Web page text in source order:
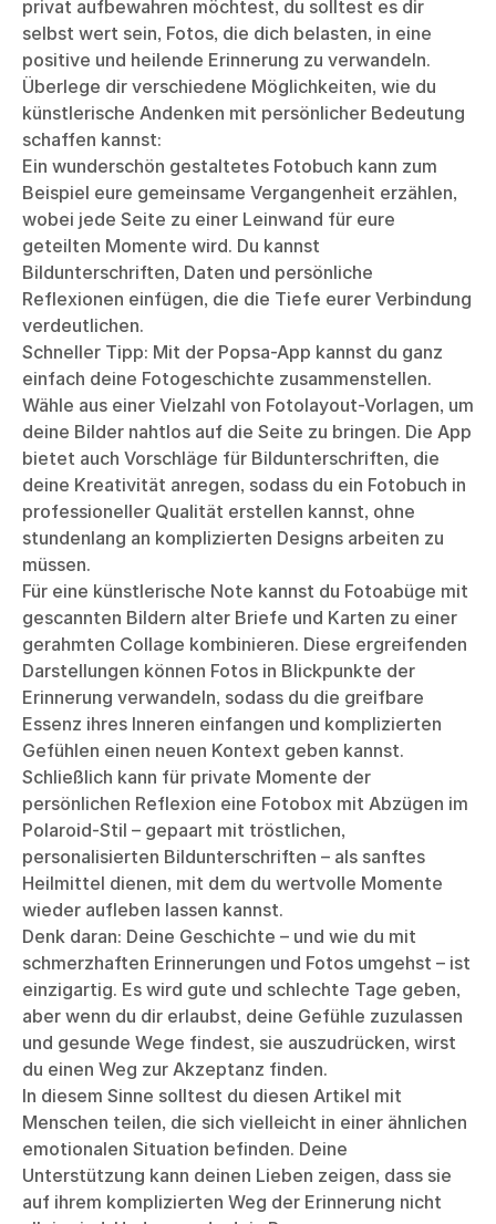
privat aufbewahren möchtest, du solltest es dir
selbst wert sein, Fotos, die dich belasten, in eine
positive und heilende Erinnerung zu verwandeln.
Überlege dir verschiedene Möglichkeiten, wie du
künstlerische Andenken mit persönlicher Bedeutung
schaffen kannst:
Ein wunderschön gestaltetes Fotobuch kann zum
Beispiel eure gemeinsame Vergangenheit erzählen,
wobei jede Seite zu einer Leinwand für eure
geteilten Momente wird. Du kannst
Bildunterschriften, Daten und persönliche
Reflexionen einfügen, die die Tiefe eurer Verbindung
verdeutlichen.
Schneller Tipp: Mit der Popsa-App kannst du ganz
einfach deine Fotogeschichte zusammenstellen.
Wähle aus einer Vielzahl von Fotolayout-Vorlagen, um
deine Bilder nahtlos auf die Seite zu bringen. Die App
bietet auch Vorschläge für Bildunterschriften, die
deine Kreativität anregen, sodass du ein Fotobuch in
professioneller Qualität erstellen kannst, ohne
stundenlang an komplizierten Designs arbeiten zu
müssen.
Für eine künstlerische Note kannst du Fotoabüge mit
gescannten Bildern alter Briefe und Karten zu einer
gerahmten Collage kombinieren. Diese ergreifenden
Darstellungen können Fotos in Blickpunkte der
Erinnerung verwandeln, sodass du die greifbare
Essenz ihres Inneren einfangen und komplizierten
Gefühlen einen neuen Kontext geben kannst.
Schließlich kann für private Momente der
persönlichen Reflexion eine Fotobox mit Abzügen im
Polaroid-Stil – gepaart mit tröstlichen,
personalisierten Bildunterschriften – als sanftes
Heilmittel dienen, mit dem du wertvolle Momente
wieder aufleben lassen kannst.
Denk daran: Deine Geschichte – und wie du mit
schmerzhaften Erinnerungen und Fotos umgehst – ist
einzigartig. Es wird gute und schlechte Tage geben,
aber wenn du dir erlaubst, deine Gefühle zuzulassen
und gesunde Wege findest, sie auszudrücken, wirst
du einen Weg zur Akzeptanz finden.
In diesem Sinne solltest du diesen Artikel mit
Menschen teilen, die sich vielleicht in einer ähnlichen
emotionalen Situation befinden. Deine
Unterstützung kann deinen Lieben zeigen, dass sie
auf ihrem komplizierten Weg der Erinnerung nicht